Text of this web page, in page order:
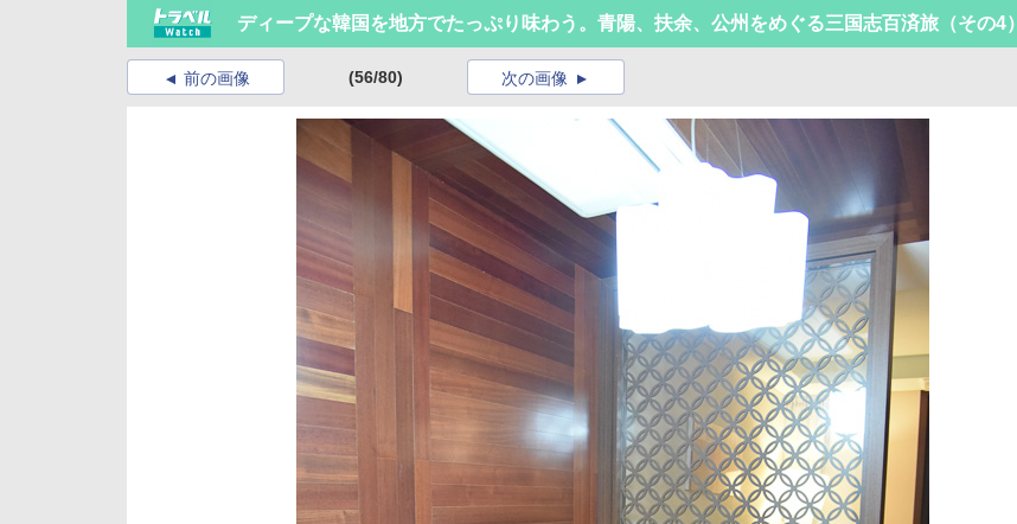
ディープな韓国を地方でたっぷり味わう。青陽、扶余、公州をめぐる三国志百済旅（その4）
前の画像 (56/80) 次の画像